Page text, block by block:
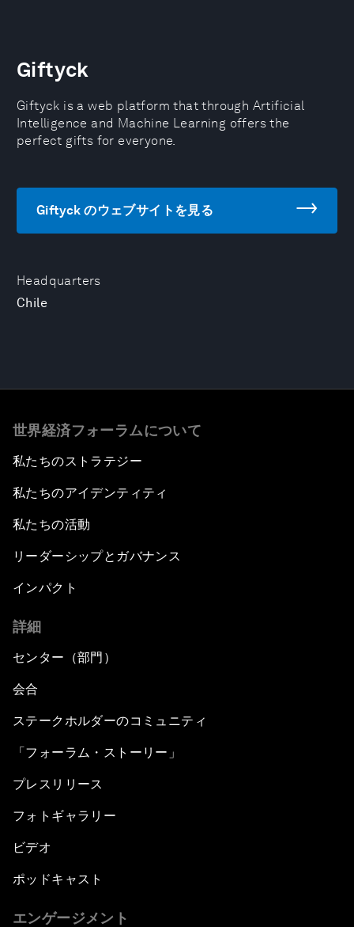
Headquarters
Chile
Giftyck
Giftyck is a web platform that through Artificial
Intelligence and Machine Learning offers the
perfect gifts for everyone.
Giftyck のウェブサイトを見る
世界経済フォーラムについて
私たちのストラテジー
私たちのアイデンティティ
私たちの活動
リーダーシップとガバナンス
インパクト
詳細
センター（部門）
会合
ステークホルダーのコミュニティ
「フォーラム・ストーリー」
プレスリリース
フォトギャラリー
ビデオ
ポッドキャスト
エンゲージメント